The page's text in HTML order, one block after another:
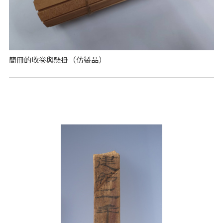
簡冊的收卷與懸掛（仿製品）